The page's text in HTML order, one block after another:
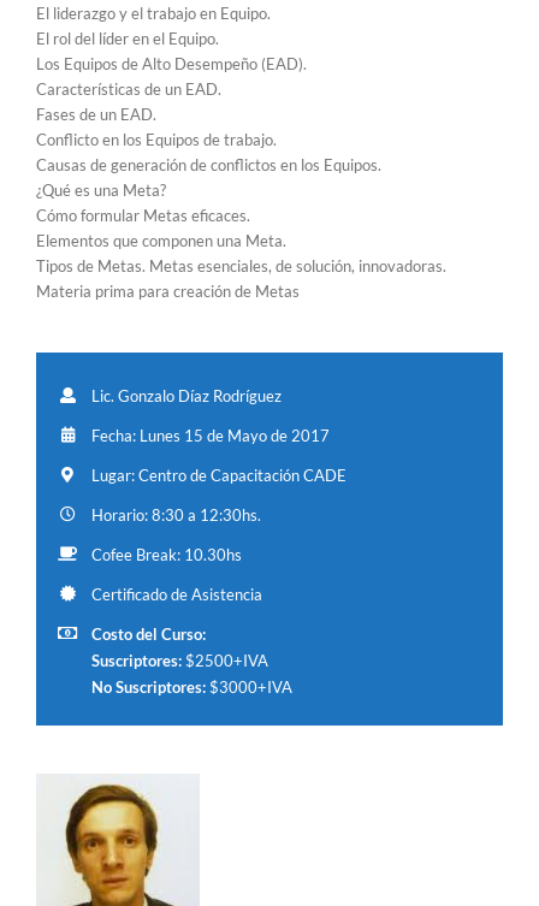
El liderazgo y el trabajo en Equipo.
El rol del líder en el Equipo.
Los Equipos de Alto Desempeño (EAD).
Características de un EAD.
Fases de un EAD.
Conflicto en los Equipos de trabajo.
Causas de generación de conflictos en los Equipos.
¿Qué es una Meta?
Cómo formular Metas eficaces.
Elementos que componen una Meta.
Tipos de Metas. Metas esenciales, de solución, innovadoras.
Materia prima para creación de Metas
Lic. Gonzalo Díaz Rodríguez
Fecha: Lunes 15 de Mayo de 2017
Lugar: Centro de Capacitación CADE
Horario: 8:30 a 12:30hs.
Cofee Break: 10.30hs
Certificado de Asistencia
Costo del Curso:
Suscriptores:$2500+IVA
No Suscriptores:$3000+IVA